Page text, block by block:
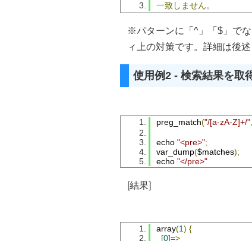
一致しません。
※パターンに「^」「$」でな
ィ上の対策です。詳細は後述
使用例2 - 検索結果を取
preg_match("/[a-zA-Z]+/"
echo "<pre>";
var_dump($matches);
echo "</pre>"
[結果]
array(1) {
[0]=>